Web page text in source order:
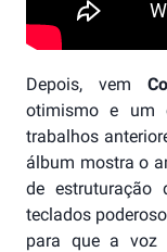
Depois, vem
otimismo e um
trabalhos
álbum mostra o
de estruturação
teclados
para que a voz